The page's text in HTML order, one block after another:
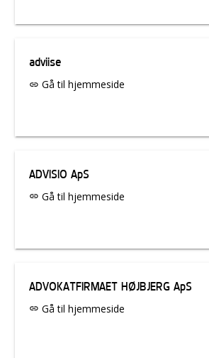
adviise
link Gå til hjemmeside
ADVISIO ApS
link Gå til hjemmeside
ADVOKATFIRMAET HØJBJERG ApS
link Gå til hjemmeside